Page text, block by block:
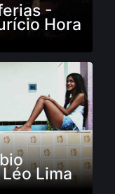
-
Hora
Lima